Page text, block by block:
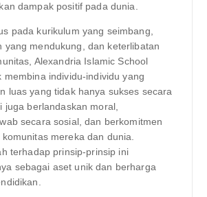
dampak positif pada dunia.
pada kurikulum yang seimbang,
yang mendukung, dan keterlibatan
Alexandria Islamic School
membina individu-individu yang
luas yang tidak hanya sukses secara
juga berlandaskan moral,
secara sosial, dan berkomitmen
mereka dan dunia.
terhadap prinsip-prinsip ini
sebagai aset unik dan berharga